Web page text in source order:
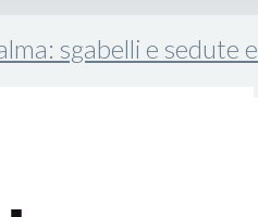
sgabelli e sedute